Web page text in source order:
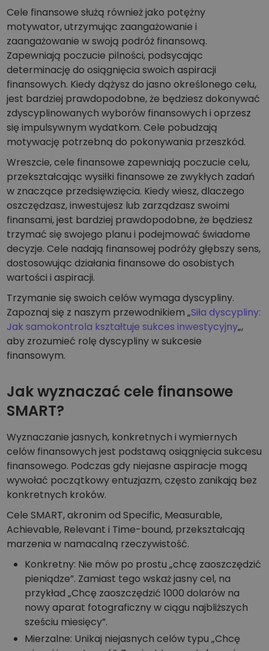
Cele finansowe służą również jako potężny
motywator, utrzymując zaangażowanie i
zaangażowanie w swoją podróż finansową.
Zapewniają poczucie pilności, podsycając
determinację do osiągnięcia swoich aspiracji
finansowych. Kiedy dążysz do jasno określonego celu,
jest bardziej prawdopodobne, że będziesz dokonywać
zdyscyplinowanych wyborów finansowych i oprzesz
się impulsywnym wydatkom. Cele pobudzają
motywację potrzebną do pokonywania przeszkód.
Wreszcie, cele finansowe zapewniają poczucie celu,
przekształcając wysiłki finansowe ze zwykłych zadań
w znaczące przedsięwzięcia. Kiedy wiesz, dlaczego
oszczędzasz, inwestujesz lub zarządzasz swoimi
finansami, jest bardziej prawdopodobne, że będziesz
trzymać się swojego planu i podejmować świadome
decyzje. Cele nadają finansowej podróży głębszy sens,
dostosowując działania finansowe do osobistych
wartości i aspiracji.
Trzymanie się swoich celów wymaga dyscypliny.
Zapoznaj się z naszym przewodnikiem „Siła dyscypliny:
Jak samokontrola kształtuje sukces inwestycyjny„,
aby zrozumieć rolę dyscypliny w sukcesie
finansowym.
Jak wyznaczać cele finansowe
SMART?
Wyznaczanie jasnych, konkretnych i wymiernych
celów finansowych jest podstawą osiągnięcia sukcesu
finansowego. Podczas gdy niejasne aspiracje mogą
wywołać początkowy entuzjazm, często zanikają bez
konkretnych kroków.
Cele SMART, akronim od Specific, Measurable,
Achievable, Relevant i Time-bound, przekształcają
marzenia w namacalną rzeczywistość.
Konkretny: Nie mów po prostu „chcę zaoszczędzić
pieniądze”. Zamiast tego wskaż jasny cel, na
przykład „Chcę zaoszczędzić 1000 dolarów na
nowy aparat fotograficzny w ciągu najbliższych
sześciu miesięcy”.
Mierzalne: Unikaj niejasnych celów typu „Chcę